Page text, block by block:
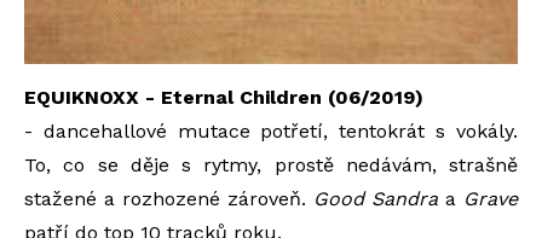
EQUIKNOXX - Eternal Children (06/2019)
- dancehallové mutace potřetí, tentokrát s vokály.
To, co se děje s rytmy, prostě nedávám, strašně
stažené a rozhozené zároveň. Good Sandra a Grave
patří do top 10 tracků roku.